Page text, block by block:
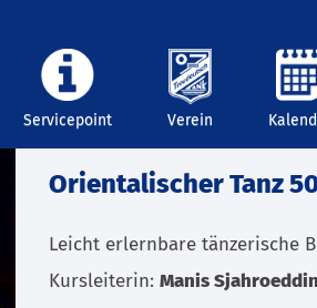
Servicepoint Verein
Orientalischer Tanz
Leicht erlernbare tänzerische
Kursleiterin: Manis Sjahroeddin